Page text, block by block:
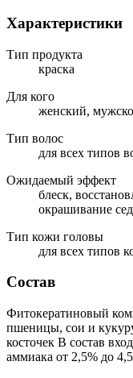
Характеристики
Тип продукта
краска
Для кого
женский,
Тип волос
для всех типов
Ожидаемый эффект
блеск,
окрашивание
Тип кожи головы
для всех типов
Состав
Фитокератиновый
пшеницы, сои и
косточек В состав
аммиака от 2,5% до